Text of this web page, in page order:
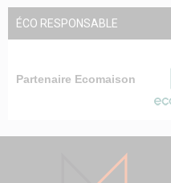
ÉCO RESPONSABLE
Partenaire Ecomaison